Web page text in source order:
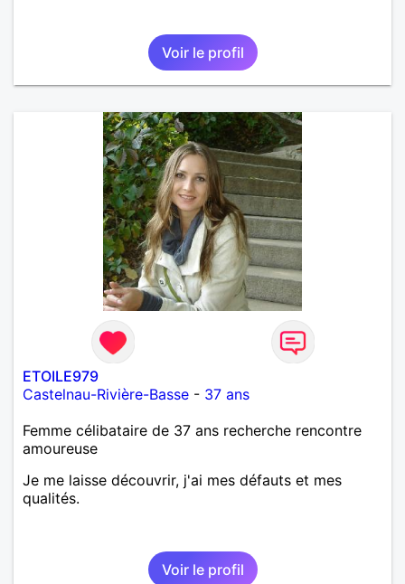
Voir le profil
ETOILE979
Castelnau-Rivière-Basse - 37 ans
Femme célibataire de 37 ans recherche rencontre
amoureuse
Je me laisse découvrir, j'ai mes défauts et mes
qualités.
Voir le profil